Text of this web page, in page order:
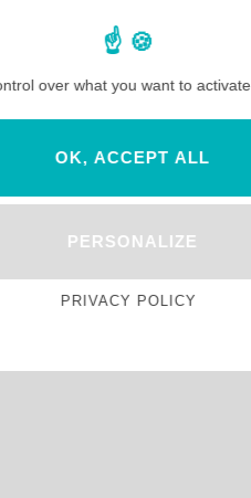
over what you want to activate
OK, ACCEPT ALL
PERSONALIZE
PRIVACY POLICY